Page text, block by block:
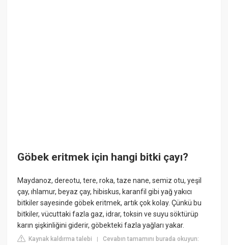
Göbek eritmek için hangi bitki çayı?
Maydanoz, dereotu, tere, roka, taze nane, semiz otu, yeşil
çay, ıhlamur, beyaz çay, hibiskus, karanfil gibi yağ yakıcı
bitkiler sayesinde göbek eritmek, artık çok kolay. Çünkü bu
bitkiler, vücuttaki fazla gaz, idrar, toksin ve suyu söktürüp
karın şişkinliğini giderir, göbekteki fazla yağları yakar.
Kaynak kaldırma talebi |Cevabın tamamını burada okuyun: